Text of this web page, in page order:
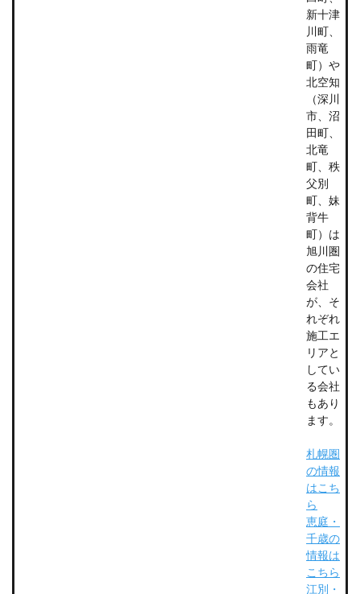
新十津
川町、
雨竜
町）や
北空知
（深川
市、沼
田町、
北竜
町、秩
父別
町、妹
背牛
町）は
旭川圏
の住宅
会社
が、そ
れぞれ
施工エ
リアと
してい
る会社
もあり
ます。
札幌圏
の情報
はこち
ら
恵庭・
千歳の
情報は
こちら
江別・